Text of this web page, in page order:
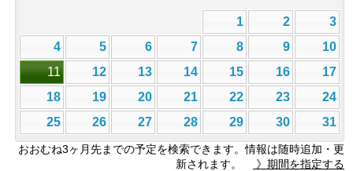
1 2
3
4
5 6 7 8 9
10
11
12 13 14 15 16
17
18
19 20 21 22 23
24
25
26 27 28 29 30 31
おおむね3ヶ月先までの予定を検索できます。情報は随時追加・更
新されます。
》期間を指定する